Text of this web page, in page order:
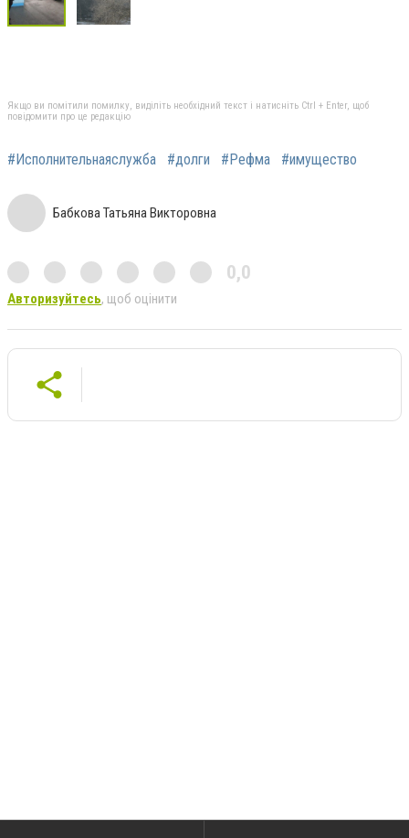
Якщо ви помітили помилку, виділіть необхідний текст і натисніть Ctrl + Enter, щоб
повідомити про це редакцію
#Исполнительнаяслужба #долги #Рефма #имущество
Бабкова Татьяна Викторовна
0,0
Авторизуйтесь, щоб оцінити